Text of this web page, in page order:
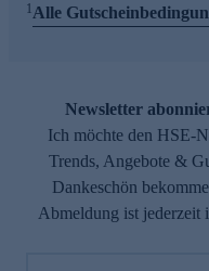
1Alle
Newsletter
Ich möchte den HSE-
Trends, Angebote &
Dankeschön
Abmeldung ist jederzeit